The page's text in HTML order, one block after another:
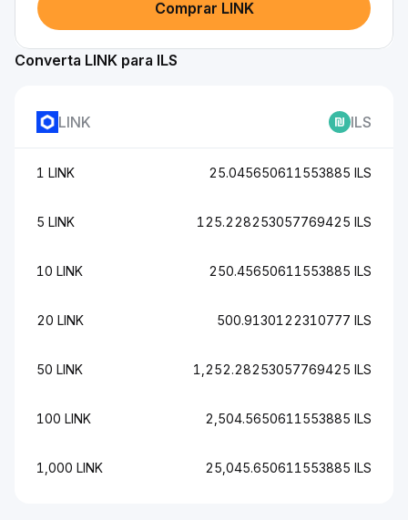
Comprar LINK
Converta LINK para ILS
LINK ILS
1 LINK 25.045650611553885 ILS
5 LINK 125.228253057769425 ILS
10 LINK 250.45650611553885 ILS
20 LINK 500.9130122310777 ILS
50 LINK 1,252.28253057769425 ILS
100 LINK 2,504.5650611553885 ILS
1,000 LINK 25,045.650611553885 ILS